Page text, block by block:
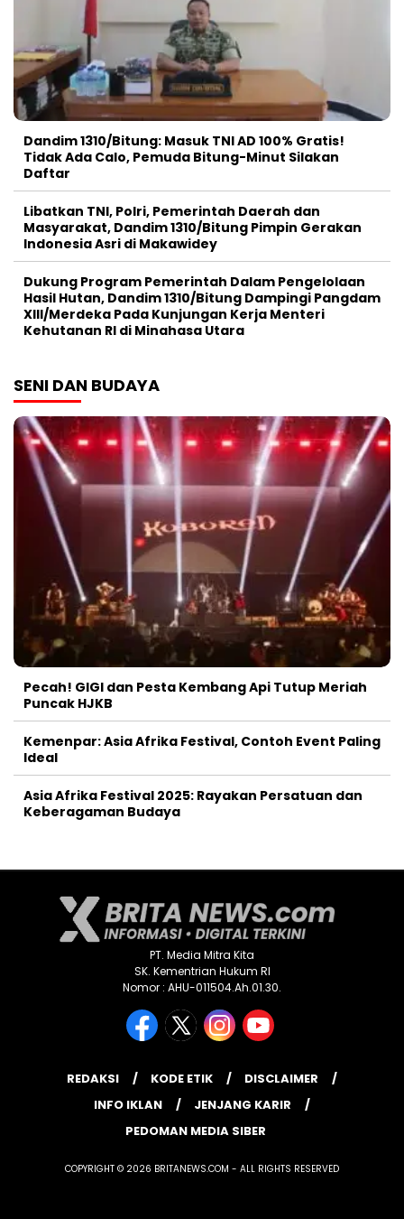
Dandim 1310/Bitung: Masuk TNI AD 100% Gratis!
Tidak Ada Calo, Pemuda Bitung-Minut Silakan
Daftar
Libatkan TNI, Polri, Pemerintah Daerah dan
Masyarakat, Dandim 1310/Bitung Pimpin Gerakan
Indonesia Asri di Makawidey
Dukung Program Pemerintah Dalam Pengelolaan
Hasil Hutan, Dandim 1310/Bitung Dampingi Pangdam
XIII/Merdeka Pada Kunjungan Kerja Menteri
Kehutanan RI di Minahasa Utara
SENI DAN BUDAYA
Pecah! GIGI dan Pesta Kembang Api Tutup Meriah
Puncak HJKB
Kemenpar: Asia Afrika Festival, Contoh Event Paling
Ideal
Asia Afrika Festival 2025: Rayakan Persatuan dan
Keberagaman Budaya
PT. Media Mitra Kita
SK. Kementrian Hukum RI
Nomor : AHU-011504.Ah.01.30.
REDAKSI KODE ETIK
DISCLAIMER
INFO IKLAN
JENJANG KARIR
PEDOMAN MEDIA SIBER
COPYRIGHT © 2026 BRITANEWS.COM - ALL RIGHTS RESERVED